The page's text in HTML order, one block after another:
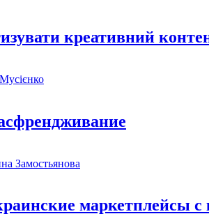
креативний
Замостьянова
маркетплейсы с